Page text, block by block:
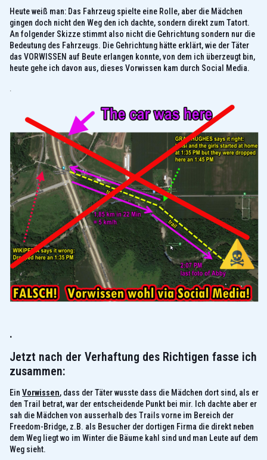
Heute weiß man: Das Fahrzeug spielte eine Rolle, aber die Mädchen
gingen doch nicht den Weg den ich dachte, sondern direkt zum Tatort.
An folgender Skizze stimmt also nicht die Gehrichtung sondern nur die
Bedeutung des Fahrzeugs. Die Gehrichtung hätte erklärt, wie der Täter
das VORWISSEN auf Beute erlangen konnte, von dem ich überzeugt bin,
heute gehe ich davon aus, dieses Vorwissen kam durch Social Media.
.
.
Jetzt nach der Verhaftung des Richtigen fasse ich
zusammen:
Ein Vorwissen, dass der Täter wusste dass die Mädchen dort sind, als er
den Trail betrat, war der entscheidende Punkt bei mir. Ich dachte aber er
sah die Mädchen von ausserhalb des Trails vorne im Bereich der
Freedom-Bridge, z.B. als Besucher der dortigen Firma die direkt neben
dem Weg liegt wo im Winter die Bäume kahl sind und man Leute auf dem
Weg sieht.